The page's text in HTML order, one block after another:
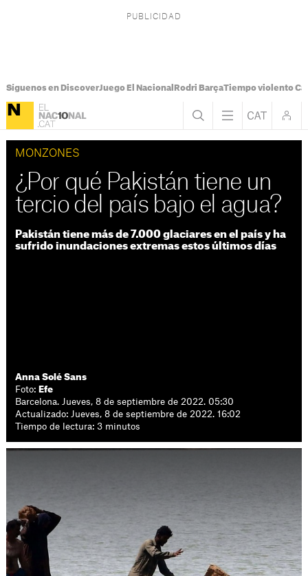
Síguenos en DiscoverJuego El Nacional Rodri BarçaTiempo violento
MONZONES
¿Por qué Pakistán tiene un
tercio del país bajo el agua?
Pakistán tiene más de 7.000 glaciares en el país y ha
sufrido inundaciones extremas estos últimos días
Anna Solé Sans
Foto: Efe
Barcelona. Jueves, 8 de septiembre de 2022. 05:30
Actualizado: Jueves, 8 de septiembre de 2022. 16:02
Tiempo de lectura: 3 minutos